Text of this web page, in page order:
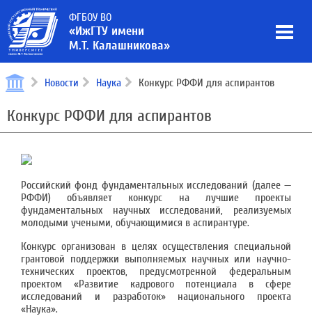
ФГБОУ ВО
«ИжГТУ имени
М.Т. Калашникова»
Новости Наука Конкурс РФФИ для аспирантов
Конкурс РФФИ для аспирантов
Российский фонд фундаментальных исследований (далее —
РФФИ) объявляет конкурс на лучшие проекты
фундаментальных научных исследований, реализуемых
молодыми учеными, обучающимися в аспирантуре.
Конкурс организован в целях осуществления специальной
грантовой поддержки выполняемых научных или научно-
технических проектов, предусмотренной федеральным
проектом «Развитие кадрового потенциала в сфере
исследований и разработок» национального проекта
«Наука».